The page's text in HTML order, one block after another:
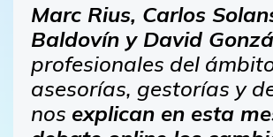
Marc Rius, Carlos
Baldovín y David
profesionales del
asesorías, gestorías y
nos explican en esta